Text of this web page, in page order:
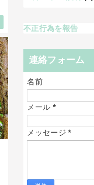
不正行為を報告
連絡フォーム
名前
メール *
メッセージ*